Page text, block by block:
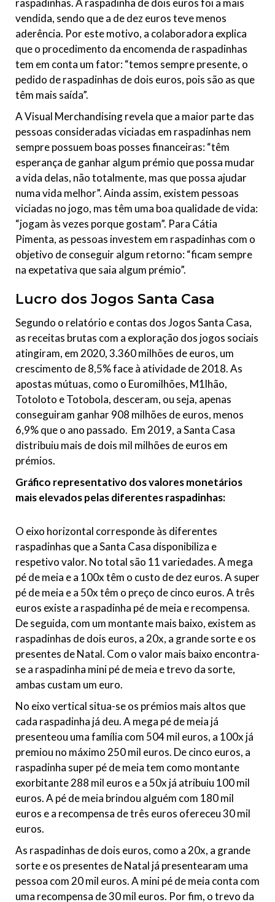
raspadinhas. A raspadinha de dois euros foi a mais
vendida, sendo que a de dez euros teve menos
aderência. Por este motivo, a colaboradora explica
queo procedimento da encomenda de raspadinhas
tem em conta um fator:“temos sempre presente, o
pedido de raspadinhas de dois euros, pois são as que
têm mais saída”.
A Visual Merchandising revela que a maior parte das
pessoas consideradas viciadas em raspadinhas nem
sempre possuem boas posses financeiras: “têm
esperança de ganhar algum prémio que possa mudar
a vida delas, não totalmente, mas que possa ajudar
numa vida melhor”. Ainda assim, existem pessoas
viciadas no jogo, mas têm uma boa qualidade de vida:
“jogam às vezes porque gostam”. Para Cátia
Pimenta, as pessoas investem em raspadinhas com o
objetivo de conseguir algum retorno: “ficam sempre
na expetativa que saia algum prémio”.
Lucro dos Jogos Santa Casa
Segundo o relatório e contas dos Jogos Santa Casa,
as receitas brutas com a exploração dos jogos sociais
atingiram, em 2020, 3.360 milhões de euros, um
crescimento de 8,5% face à atividade de 2018. As
apostas mútuas, como o Euromilhões, M1lhão,
Totoloto e Totobola, desceram, ou seja, apenas
conseguiram ganhar 908 milhões de euros, menos
6,9% que o ano passado. Em 2019, a Santa Casa
distribuiu mais de dois mil milhões de euros em
prémios.
Gráfico representativo dos valores monetários
mais elevados pelas diferentes raspadinhas:
O eixo horizontal corresponde às diferentes
raspadinhas que a Santa Casa disponibiliza e
respetivo valor. No total são 11 variedades. A mega
pé de meia e a 100x têm o custo de dez euros. A super
pé de meia e a 50x têm o preço de cinco euros. A três
euros existe a raspadinha pé de meia e recompensa.
De seguida, com um montante mais baixo, existem as
raspadinhas de dois euros, a 20x, a grande sorte e os
presentes de Natal. Com o valor mais baixo encontra-
se a raspadinha mini pé de meia e trevo da sorte,
ambas custam um euro.
No eixo vertical situa-se os prémios mais altos que
cada raspadinha já deu. A mega pé de meia já
presenteou uma família com 504 mil euros, a 100x já
premiou no máximo 250 mil euros. De cinco euros, a
raspadinha super pé de meia tem como montante
exorbitante 288 mil euros e a 50x já atribuiu 100 mil
euros. A pé de meia brindou alguém com 180 mil
euros e a recompensa de três euros ofereceu 30 mil
euros.
As raspadinhas de dois euros, como a 20x, a grande
sorte e os presentes de Natal já presentearam uma
pessoa com 20 mil euros. A mini pé de meia conta com
uma recompensa de 30 mil euros. Por fim, o trevo da